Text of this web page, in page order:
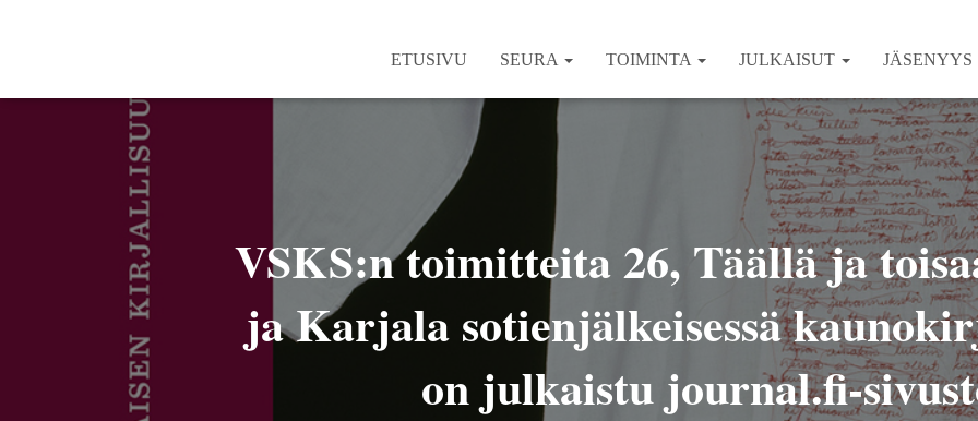
ETUSIVU SEURA TOIMINTA JULKAISUT JÄSENYYS
VSKS:n toimitteita 26, Täällä ja
ja Karjala sotienjälkeisessä
on julkaistu journal.fi-